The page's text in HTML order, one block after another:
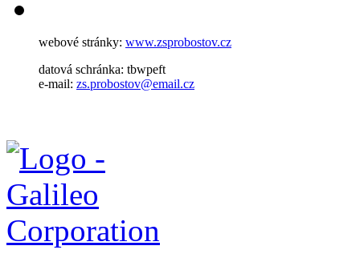
webové stránky: www.zsprobostov.cz
datová schránka: tbwpeft
e-mail: zs.probostov@email.cz